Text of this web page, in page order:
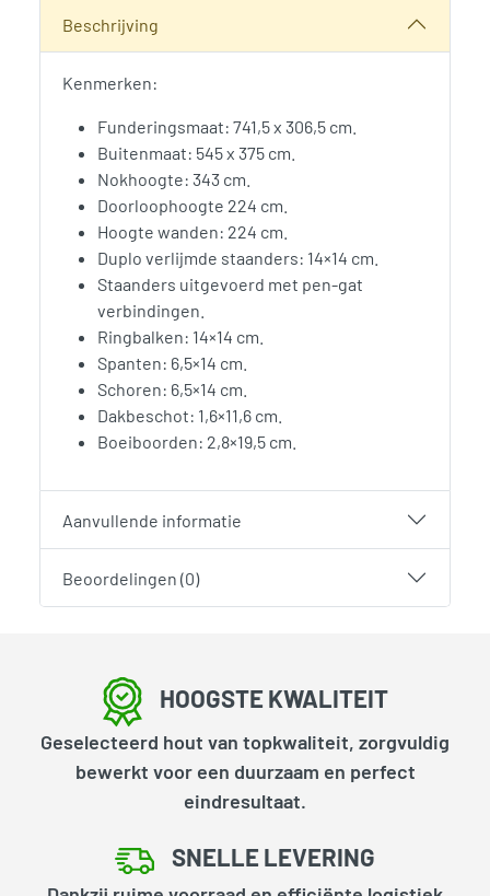
Beschrijving
Kenmerken:
Funderingsmaat: 741,5 x 306,5 cm.
Buitenmaat: 545 x 375 cm.
Nokhoogte: 343 cm.
Doorloophoogte 224 cm.
Hoogte wanden: 224 cm.
Duplo verlijmde staanders: 14×14 cm.
Staanders uitgevoerd met pen-gat
verbindingen.
Ringbalken: 14×14 cm.
Spanten: 6,5×14 cm.
Schoren: 6,5×14 cm.
Dakbeschot: 1,6×11,6 cm.
Boeiboorden: 2,8×19,5 cm.
Aanvullende informatie
Beoordelingen (0)
HOOGSTE KWALITEIT
Geselecteerd hout van topkwaliteit, zorgvuldig
bewerkt voor een duurzaam en perfect
eindresultaat.
SNELLE LEVERING